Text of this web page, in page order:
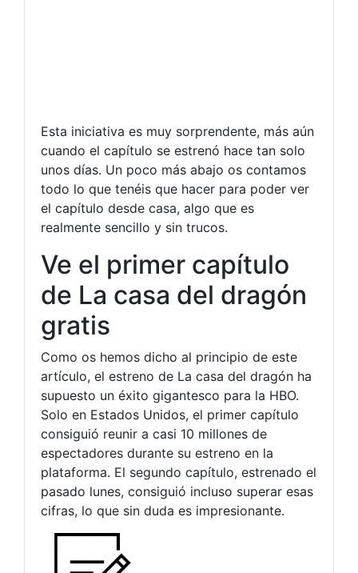
Esta iniciativa es muy sorprendente, más aún
cuando el capítulo se estrenó hace tan solo
unos días. Un poco más abajo os contamos
todo lo que tenéis que hacer para poder ver
el capítulo desde casa, algo que es
realmente sencillo y sin trucos.
Ve el primer capítulo
de La casa del dragón
gratis
Como os hemos dicho al principio de este
artículo, el estreno de La casa del dragón ha
supuesto un éxito gigantesco para la HBO.
Solo en Estados Unidos, el primer capítulo
consiguió reunir a casi 10 millones de
espectadores durante su estreno en la
plataforma. El segundo capítulo, estrenado el
pasado lunes, consiguió incluso superar esas
cifras, lo que sin duda es impresionante.